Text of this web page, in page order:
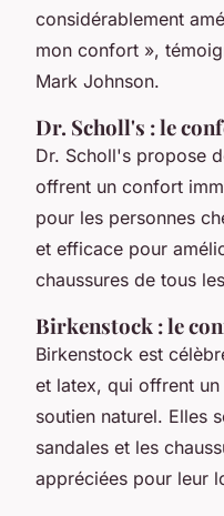
considérablement
mon confort »,
Mark Johnson.
Dr. Scholl's : le
Dr. Scholl's propose
offrent un confort
pour les personnes
et efficace pour
chaussures de tous
Birkenstock : le
Birkenstock est
et latex, qui offrent
soutien naturel. Elles
sandales et les
appréciées pour leur